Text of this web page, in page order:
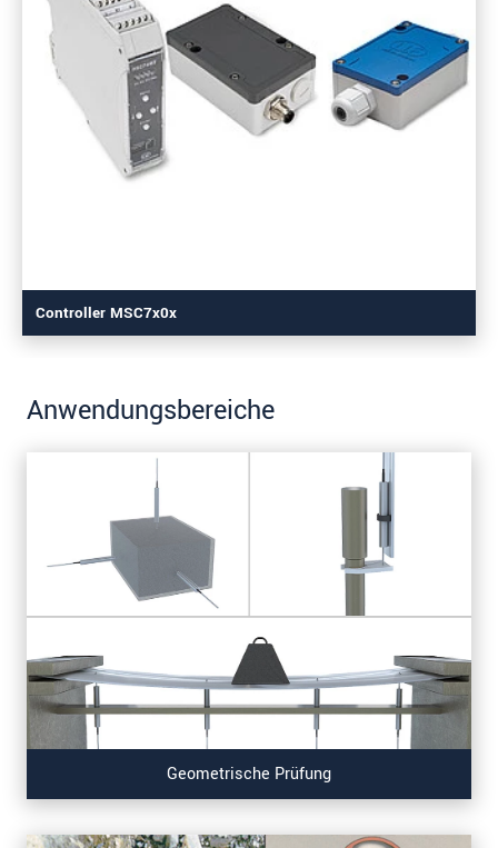
Controller MSC7x0x
Anwendungsbereiche
Geometrische Prüfung